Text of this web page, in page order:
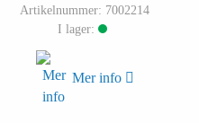
Artikelnummer: 7002214
I lager:
Mer info